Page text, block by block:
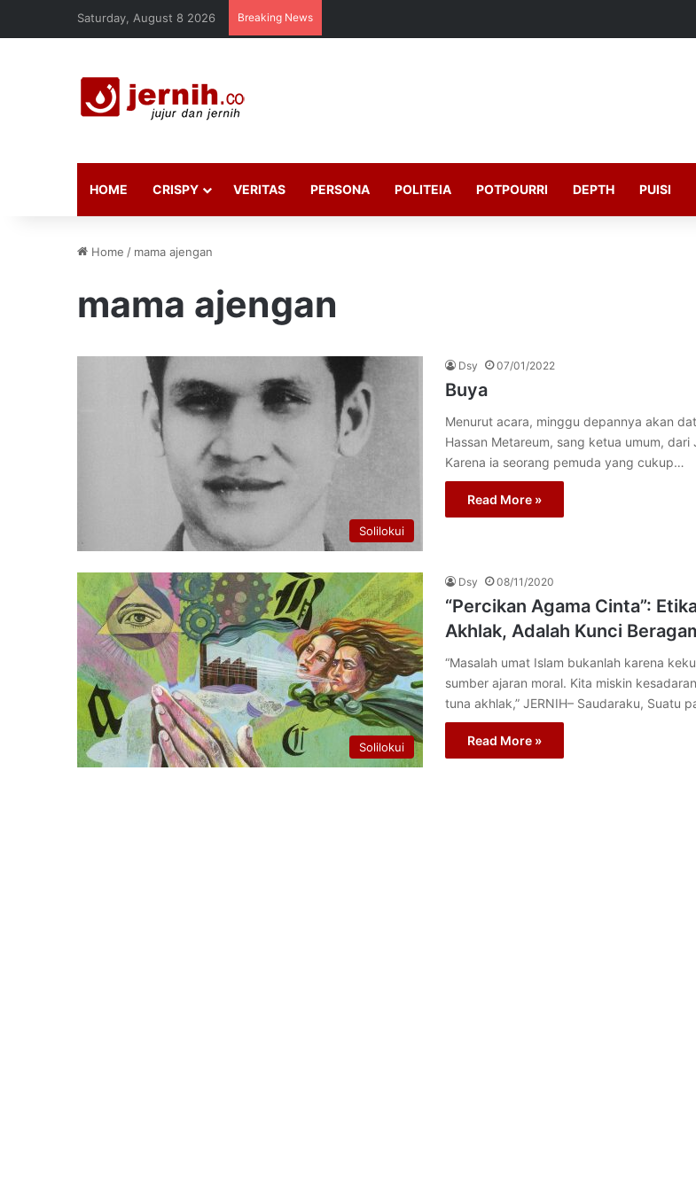
Saturday, August 8 2026 Breaking News
HOME CRISPY VERITAS PERSONA POLITEIA POTPOURRI DEPTH PUISI
Home / mama ajengan
mama ajengan
Solilokui
Dsy 07/01/2022
Buya
Menurut acara, minggu depannya akan
Hassan Metareum, sang ketua umum, dari
Karena ia seorang pemuda yang cukup…
Read More »
Solilokui
Dsy 08/11/2020
“Percikan Agama Cinta”:
Akhlak, Adalah Kunci
“Masalah umat Islam bukanlah karena
sumber ajaran moral. Kita miskin
tuna akhlak,” JERNIH– Saudaraku, Suatu
Read More »